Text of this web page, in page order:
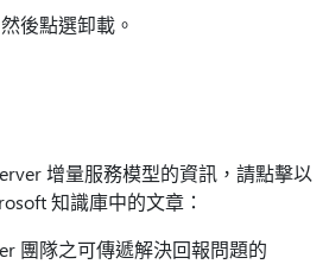
後點選卸載。
增量服務模型的資訊，請點擊以
知識庫中的文章：
團隊之可傳遞解決回報問題的